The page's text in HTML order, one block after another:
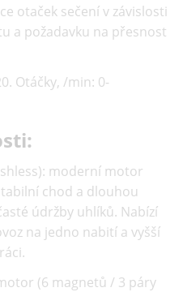
otaček sečení v závislosti
a požadavku na přesnost
Otáčky, /min: 0-
moderní motor
chod a dlouhou
údržby uhlíků. Nabízí
na jedno nabití a vyšší
(6 magnetů / 3 páry